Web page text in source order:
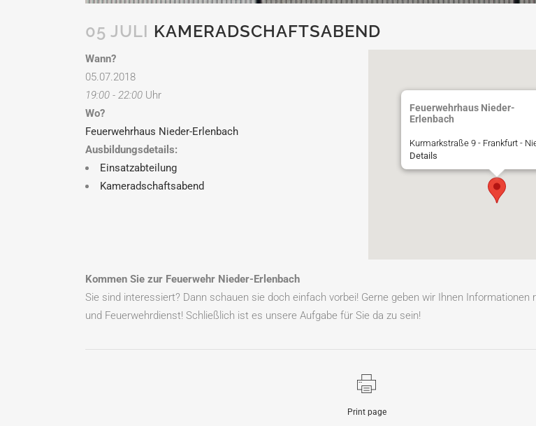
05 JULI KAMERADSCHAFTSABEND
Feuerwehrhaus Nieder-
Erlenbach
Kurmarkstraße 9 - Frankfurt -
Details
Wann?
05.07.2018
19:00 - 22:00 Uhr
Wo?
Feuerwehrhaus Nieder-Erlenbach
Ausbildungsdetails:
Einsatzabteilung
Kameradschaftsabend
Kommen Sie zur Feuerwehr Nieder-Erlenbach
Sie sind interessiert? Dann schauen sie doch einfach vorbei! Gerne geben wir Ihnen Informationen
und Feuerwehrdienst! Schließlich ist es unsere Aufgabe für Sie da zu sein!
Print page